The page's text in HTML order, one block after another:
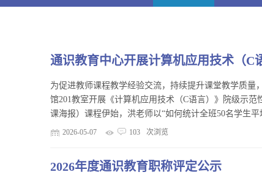
通识教育中心开展计算机应用技术（C
为促进教师课程教学经验交流，持续提升课堂教学质量
馆201教室开展《计算机应用技术（C语言）》院级示
课海报）课程伊始，洪老师以“如何统计全班50名学生
2026-05-07 103 次浏览
2026年度通识教育职称评定公示